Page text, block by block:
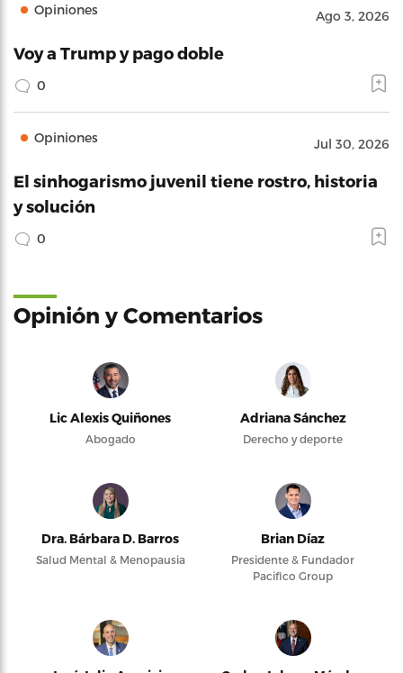
Opiniones Ago 3, 2026
Voy a Trump y pago doble
0
Opiniones Jul 30, 2026
El sinhogarismo juvenil tiene rostro, historia
y solución
0
Opinión y Comentarios
Lic Alexis Quiñones
Abogado
Adriana Sánchez
Derecho y deporte
Dra. Bárbara D. Barros
Salud Mental & Menopausia
Brian Díaz
Presidente & Fundador
Pacifico Group